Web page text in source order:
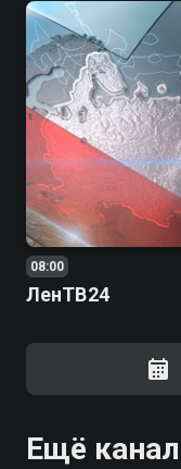
08:00
ЛенТВ24
Ещё